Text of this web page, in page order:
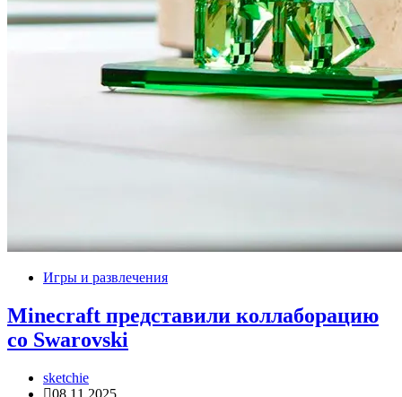
Игры и развлечения
Minecraft представили коллаборацию
со Swarovski
sketchie